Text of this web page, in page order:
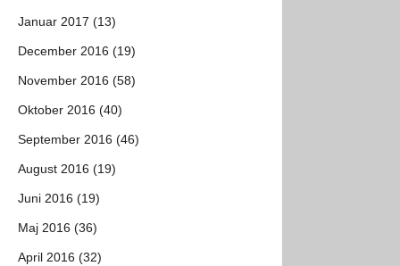
Januar 2017 (13)
December 2016 (19)
November 2016 (58)
Oktober 2016 (40)
September 2016 (46)
August 2016 (19)
Juni 2016 (19)
Maj 2016 (36)
April 2016 (32)